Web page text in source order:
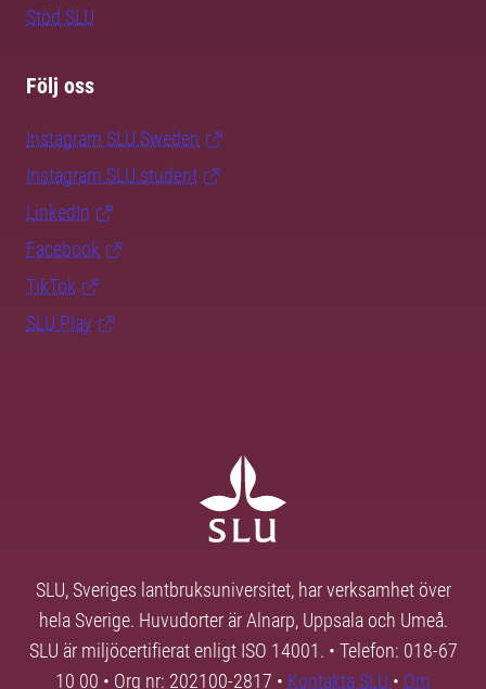
Stöd SLU
Följ oss
Instagram SLU.Sweden
Instagram SLU.student
LinkedIn
Facebook
TikTok
SLU Play
SLU, Sveriges lantbruksuniversitet, har verksamhet över
hela Sverige. Huvudorter är Alnarp, Uppsala och Umeå.
SLU är miljöcertifierat enligt ISO 14001. • Telefon: 018-67
10 00 • Org nr: 202100-2817 • Kontakta SLU • Om